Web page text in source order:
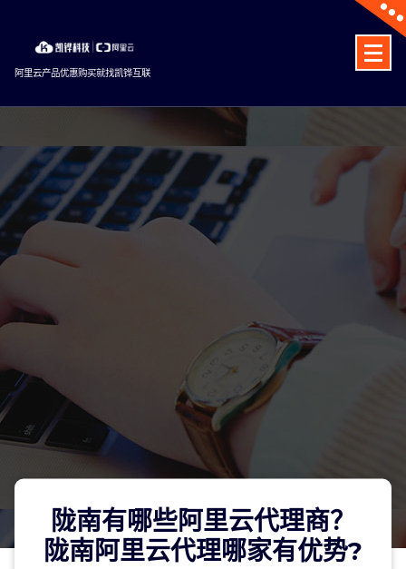
content
阿里云产品优惠购买就找凯铧互联
陇南有哪些阿里云代理商？
陇南阿里云代理哪家有优势?